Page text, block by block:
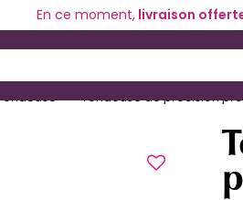
En ce moment,livraison
Tondeuse de précision